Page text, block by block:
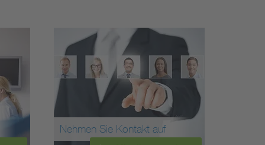
Nehmen Sie Kontakt auf